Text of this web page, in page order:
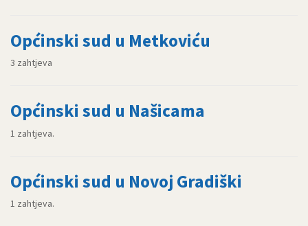
Općinski sud u Metkoviću
3 zahtjeva
Općinski sud u Našicama
1 zahtjeva.
Općinski sud u Novoj Gradiški
1 zahtjeva.